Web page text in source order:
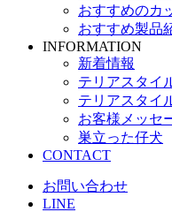
おすすめのカ
おすすめ製品
INFORMATION
新着情報
テリアスタイ
テリアスタイ
お客様メッセ
巣立った仔犬
CONTACT
お問い合わせ
LINE